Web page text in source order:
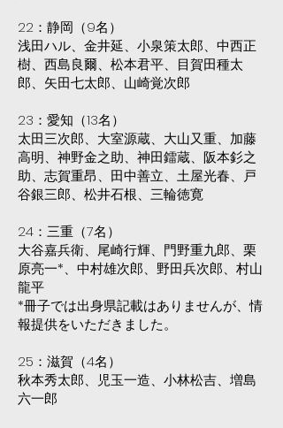
22：静岡（9名）
浅田ハル、金井延、小泉策太郎、中西正
樹、西島良爾、松本君平、目賀田種太
郎、矢田七太郎、山崎覚次郎
23：愛知（13名）
太田三次郎、大室源蔵、大山又重、加藤
高明、神野金之助、神田鐳蔵、阪本釤之
助、志賀重昂、田中善立、土屋光春、戸
谷銀三郎、松井石根、三輪徳寛
24：三重（7名）
大谷嘉兵衛、尾崎行輝、門野重九郎、栗
原亮一*、中村雄次郎、野田兵次郎、村山
龍平
*冊子では出身県記載はありませんが、情
報提供をいただきました。
25：滋賀（4名）
秋本秀太郎、児玉一造、小林松吉、増島
六一郎